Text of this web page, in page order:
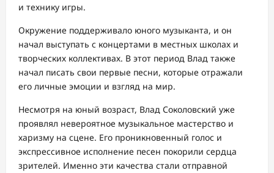
и технику игры.
Окружение поддерживало юного музыканта, и он
начал выступать с концертами в местных школах и
творческих коллективах. В этот период Влад также
начал писать свои первые песни, которые отражали
его личные эмоции и взгляд на мир.
Несмотря на юный возраст, Влад Соколовский уже
проявлял невероятное музыкальное мастерство и
харизму на сцене. Его проникновенный голос и
экспрессивное исполнение песен покорили сердца
зрителей. Именно эти качества стали отправной